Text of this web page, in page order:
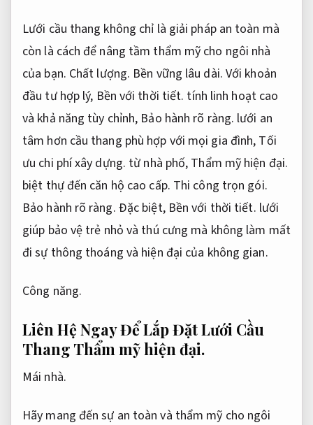
Lưới cầu thang không chỉ là giải pháp an toàn mà
còn là cách để nâng tầm thẩm mỹ cho ngôi nhà
của bạn. Chất lượng. Bền vững lâu dài. Với khoản
đầu tư hợp lý, Bền với thời tiết. tính linh hoạt cao
và khả năng tùy chỉnh, Bảo hành rõ ràng. lưới an
tâm hơn cầu thang phù hợp với mọi gia đình, Tối
ưu chi phí xây dựng. từ nhà phố, Thẩm mỹ hiện đại.
biệt thự đến căn hộ cao cấp. Thi công trọn gói.
Bảo hành rõ ràng. Đặc biệt, Bền với thời tiết. lưới
giúp bảo vệ trẻ nhỏ và thú cưng mà không làm mất
đi sự thông thoáng và hiện đại của không gian.
Công năng.
Liên Hệ Ngay Để Lắp Đặt Lưới Cầu
Thang Thẩm mỹ hiện đại.
Mái nhà.
Hãy mang đến sự an toàn và thẩm mỹ cho ngôi